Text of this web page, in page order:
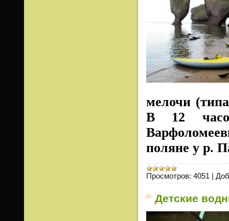
мелочи
В 12
поляне у р.
Просмотров: 4051 |
Детские